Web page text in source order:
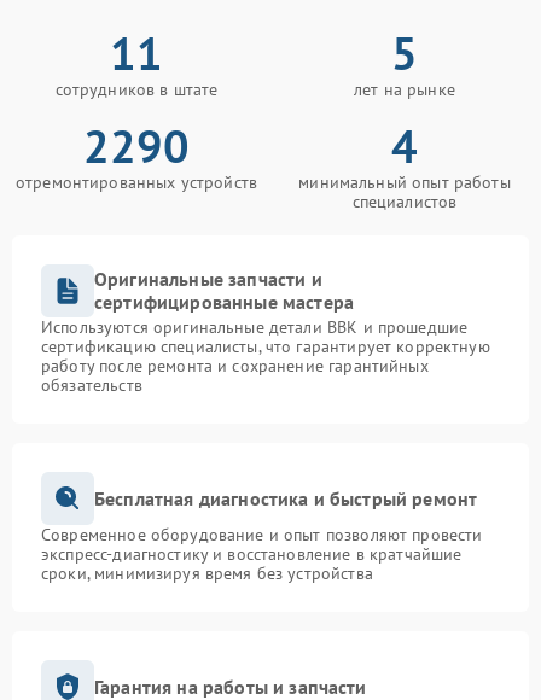
11
сотрудников в штате
5
лет на рынке
2290
отремонтированных устройств
4
минимальный опыт работы
специалистов
Оригинальные запчасти и
сертифицированные мастера
Используются оригинальные детали BBK и прошедшие
сертификацию специалисты, что гарантирует корректную
работу после ремонта и сохранение гарантийных
обязательств
Бесплатная диагностика и быстрый ремонт
Современное оборудование и опыт позволяют провести
экспресс-диагностику и восстановление в кратчайшие
сроки, минимизируя время без устройства
Гарантия на работы и запчасти